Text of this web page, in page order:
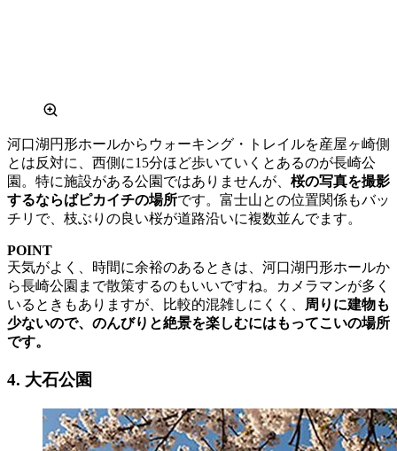
河口湖円形ホールからウォーキング・トレイルを産屋ヶ崎側
とは反対に、西側に15分ほど歩いていくとあるのが長崎公
園。特に施設がある公園ではありませんが、 桜の写真を撮影
するならばピカイチの場所です。富士山との位置関係もバッ
チリで、枝ぶりの良い桜が道路沿いに複数並んでます。
POINT
天気がよく、時間に余裕のあるときは、河口湖円形ホールか
ら長崎公園まで散策するのもいいですね。カメラマンが多く
いるときもありますが、比較的混雑しにくく、 周りに建物も
少ないので、のんびりと絶景を楽しむにはもってこいの場所
です。
4. 大石公園